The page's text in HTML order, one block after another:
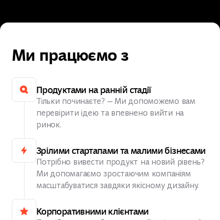
Ми працюємо з
Продуктами на ранній стадії
Тільки починаєте? — Ми допоможемо вам
перевірити ідею та впевнено вийти на
ринок.
Зрілими стартапами та малими бізнесами
Потрібно вивести продукт на новий рівень?
Ми допомагаємо зростаючим компаніям
масштабуватися завдяки якісному дизайну.
Корпоративними клієнтами